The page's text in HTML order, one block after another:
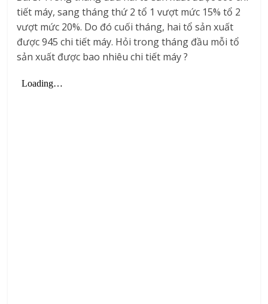
tiết máy, sang tháng thứ 2 tổ 1 vượt mức 15% tổ 2
vượt mức 20%. Do đó cuối tháng, hai tổ sản xuất
được 945 chi tiết máy. Hỏi trong tháng đầu mỗi tổ
sản xuất được bao nhiêu chi tiết máy ?